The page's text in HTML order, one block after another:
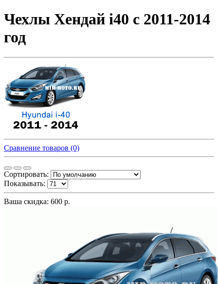
Чехлы Хендай i40 c 2011-2014
год
Сравнение товаров (0)
Сортировать:
Показывать:
Ваша скидка: 600 р.